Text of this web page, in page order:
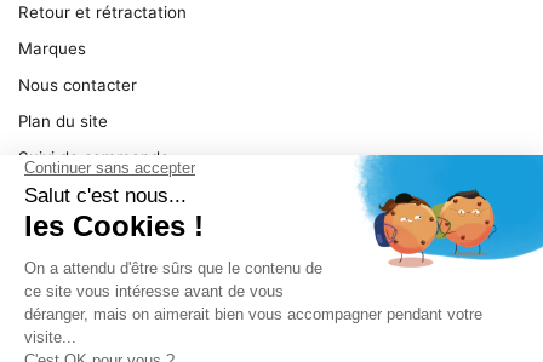
Retour et rétractation
Marques
Nous contacter
Plan du site
Suivi de commande
Ma facture
Mentions légales
Conditions générales
SERVICE
Pièces détachées